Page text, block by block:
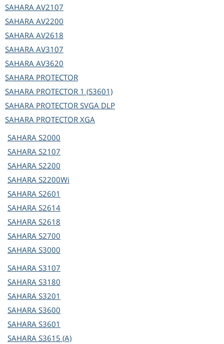
SAHARA AV2107
SAHARA AV2200
SAHARA AV2618
SAHARA AV3107
SAHARA AV3620
SAHARA PROTECTOR
SAHARA PROTECTOR 1 (S3601)
SAHARA PROTECTOR SVGA DLP
SAHARA PROTECTOR XGA
SAHARA S2000
SAHARA S2107
SAHARA S2200
SAHARA S2200Wi
SAHARA S2601
SAHARA S2614
SAHARA S2618
SAHARA S2700
SAHARA S3000
SAHARA S3107
SAHARA S3180
SAHARA S3201
SAHARA S3600
SAHARA S3601
SAHARA S3615 (A)